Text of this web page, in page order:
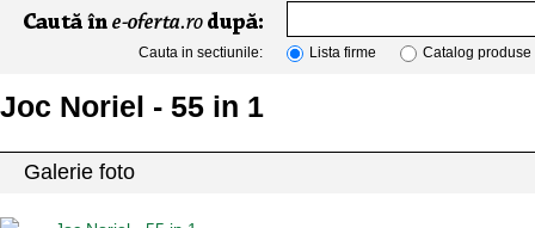
Cauta in sectiunile: Lista firme Catalog produse
Joc Noriel - 55 in 1
Galerie foto